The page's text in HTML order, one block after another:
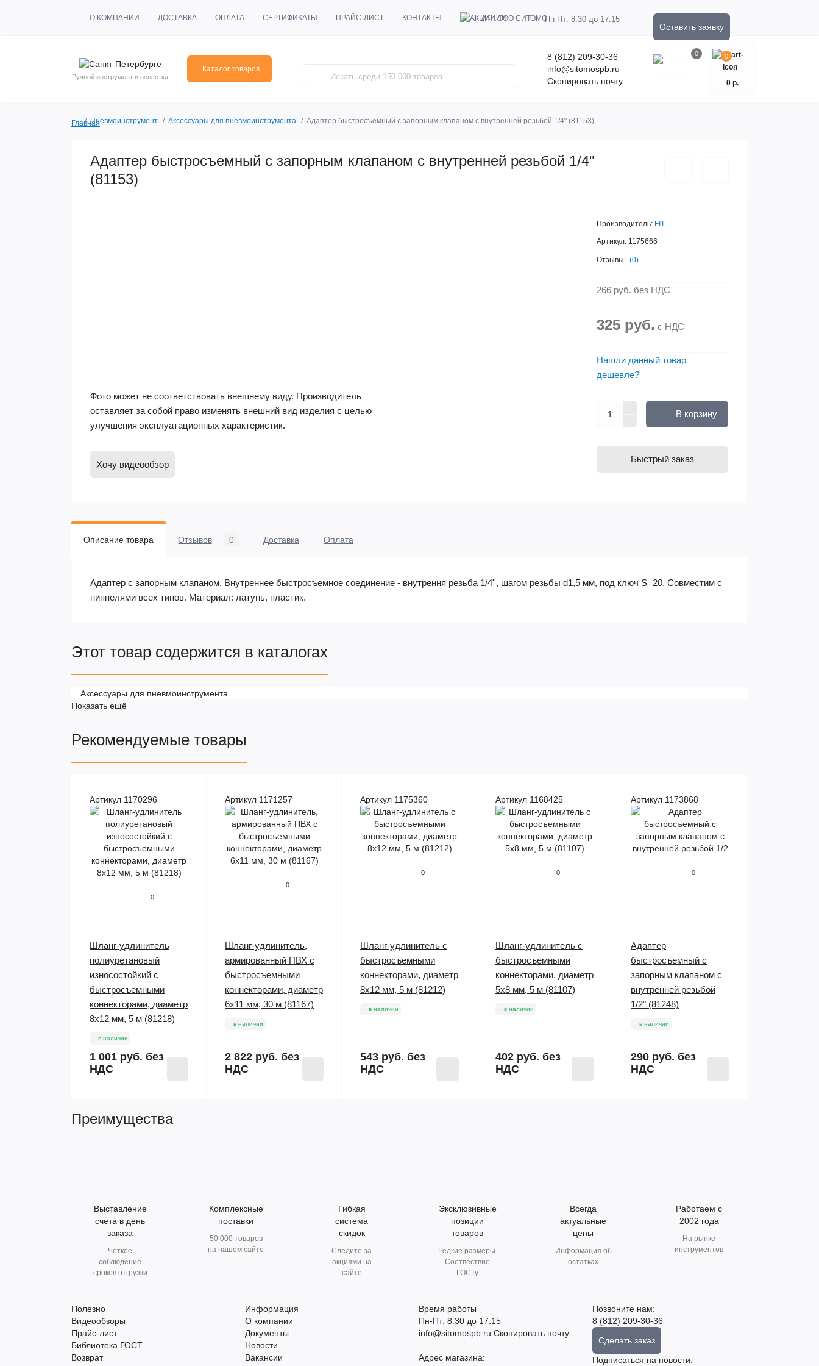
О КОМПАНИИ ДОСТАВКА ОПЛАТА СЕРТИФИКАТЫ ПРАЙС-ЛИСТ КОНТАКТЫ АКЦИИ Пн-Пт: 8:30 до 17:15
Оставить заявку
Ручной инструмент и оснастка
Каталог товаров
8 (812) 209-30-36
info@sitomospb.ru
Скопировать почту
0 0
0 р.
ГлавнаяПневмоинструмент Аксессуары для пневмоинструмента Адаптер быстросъемный с запорным клапаном с внутренней резьбой 1/4" (81153)
Адаптер быстросъемный с запорным клапаном с внутренней резьбой 1/4"
(81153)
Фото может не соответствовать внешнему виду. Производитель
оставляет за собой право изменять внешний вид изделия с целью
улучшения эксплуатационных характеристик.
Хочу видеообзор
Производитель: FIT
Артикул: 1175666
Отзывы: (0)
266 руб. без НДС
325 руб. с НДС
Нашли данный товар
дешевле?
В корзину
Быстрый заказ
Описание товара Отзывов 0 Доставка Оплата
Адаптер с запорным клапаном. Внутреннее быстросъемное соединение - внутрення резьба 1/4'', шагом резьбы d1,5 мм, под ключ S=20. Совместим с
ниппелями всех типов. Материал: латунь, пластик.
Этот товар содержится в каталогах
Аксессуары для пневмоинструмента
Показать ещё
Рекомендуемые товары
Артикул 1170296
0
Шланг-удлинитель
полиуретановый
износостойкий с
быстросъемными
коннекторами, диаметр
8х12 мм, 5 м (81218)
в наличии
1 001 руб. без
НДС
Артикул 1171257
0
Шланг-удлинитель,
армированный ПВХ с
быстросъемными
коннекторами, диаметр
6х11 мм, 30 м (81167)
в наличии
2 822 руб. без
НДС
Артикул 1175360
0
Шланг-удлинитель с
быстросъемными
коннекторами, диаметр
8х12 мм, 5 м (81212)
в наличии
543 руб. без
НДС
Артикул 1168425
0
Шланг-удлинитель с
быстросъемными
коннекторами, диаметр
5х8 мм, 5 м (81107)
в наличии
402 руб. без
НДС
Артикул 1173868
0
Адаптер
быстросъемный с
запорным клапаном с
внутренней резьбой
1/2" (81248)
в наличии
290 руб. без
НДС
Преимущества
Выставление
счета в день
заказа
Чёткое
соблюдение
сроков отгрузки
Комплексные
поставки
50 000 товаров
на нашем сайте
Гибкая
система
скидок
Следите за
акциями на
сайте
Эксклюзивные
позиции
товаров
Редкие размеры.
Соотвествие
ГОСТу
Всегда
актуальные
цены
Информация об
остатках
Работаем с
2002 года
На рынке
инструментов
Полезно
Видеообзоры
Прайс-лист
Библиотека ГОСТ
Возврат
Информация
О компании
Документы
Новости
Вакансии
Время работы
Пн-Пт: 8:30 до 17:15
info@sitomospb.ru Скопировать почту
Адрес магазина:
Позвоните нам:
8 (812) 209-30-36
Сделать заказ
Подписаться на новости: